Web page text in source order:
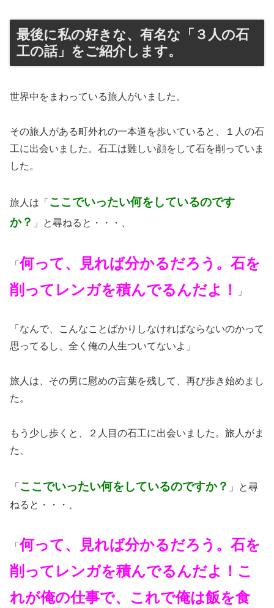
最後に私の好きな、有名な「３人の石
工の話」をご紹介します。
世界中をまわっている旅人がいました。
その旅人がある町外れの一本道を歩いていると、１人の石
工に出会いました。石工は難しい顔をして石を削っていま
した。
旅人は「 ここでいったい何をしているのです
か？ 」と尋ねると・・・、
「何って、見れば分かるだろう。石を
削ってレンガを積んでるんだよ！
」
「なんで、こんなことばかりしなければならないのかって
思ってるし、全く俺の人生ついてないよ」
旅人は、その男に慰めの言葉を残して、再び歩き始めまし
た。
もう少し歩くと、２人目の石工に出会いました。旅人がま
た、
「 ここでいったい何をしているのですか？ 」と尋
ねると・・・、
「何って、見れば分かるだろう。石を
削ってレンガを積んでるんだよ！こ
れが俺の仕事で、これで俺は飯を食